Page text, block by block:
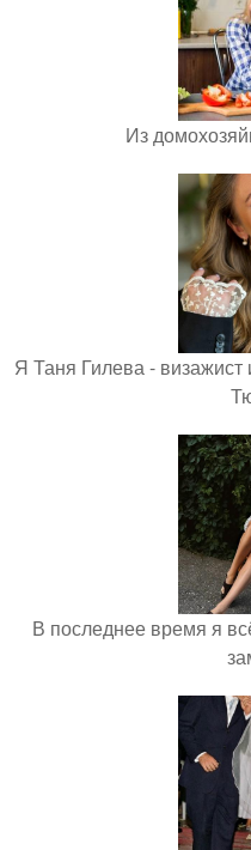
Из
Я Таня Гилева - визажист
В последнее время я